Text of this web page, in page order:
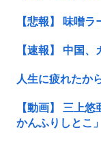
【悲報】 味噌
【速報】 中国、
人生に疲れたか
【動画】 三上
かんふりしとこ」